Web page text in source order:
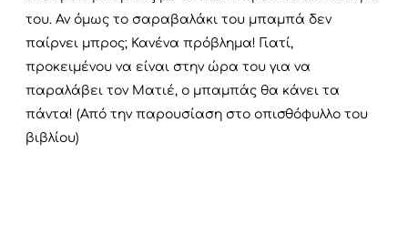
του. Αν όμως το σαραβαλάκι του μπαμπά δεν
παίρνει μπρος; Κανένα πρόβλημα! Γιατί,
προκειμένου να είναι στην ώρα του για να
παραλάβει τον Ματιέ, ο μπαμπάς θα κάνει τα
πάντα! (Από την παρουσίαση στο οπισθόφυλλο του
βιβλίου)